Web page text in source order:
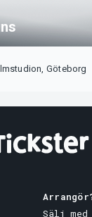
Göteborg
Sälj med